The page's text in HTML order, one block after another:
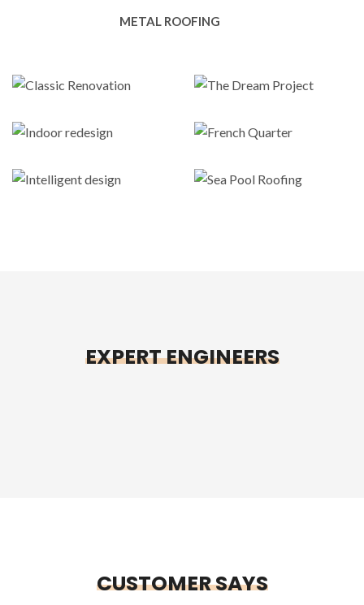
METAL ROOFING
Classic
Renovation
The Dream
Project
EXPERT ENGINEERS
CUSTOMER SAYS